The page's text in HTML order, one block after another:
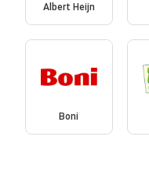
Albert Heijn
Boni